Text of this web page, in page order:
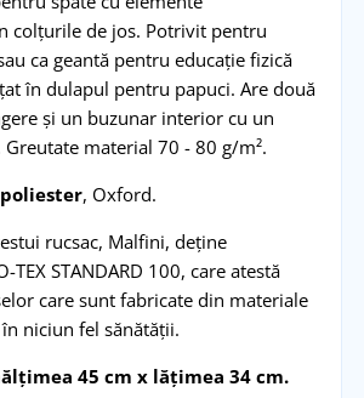
colțurile de jos. Potrivit pentru
ca geantă pentru educație fizică
în dulapul pentru papuci. Are două
și un buzunar interior cu un
material 70 - 80 g/m².
, Oxford.
rucsac, Malfini, deține
TEX STANDARD 100, care atestă
care sunt fabricate din materiale
niciun fel sănătății.
45 cm x lățimea 34 cm.